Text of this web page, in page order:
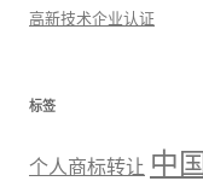
高新技术企业认证
标签
个人商标转让 中